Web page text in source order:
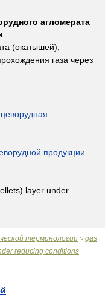
агломерата
(окатышей),
газа через
продукции
layer under
терминологии > gas
reducing conditions